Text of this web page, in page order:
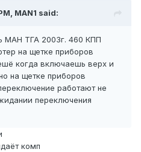
MAN1 said:
МАН ТГА 2003г. 460 КПП
на щетке приборов
когда включаешь верх и
на щетке приборов
работают не
переключения
комп